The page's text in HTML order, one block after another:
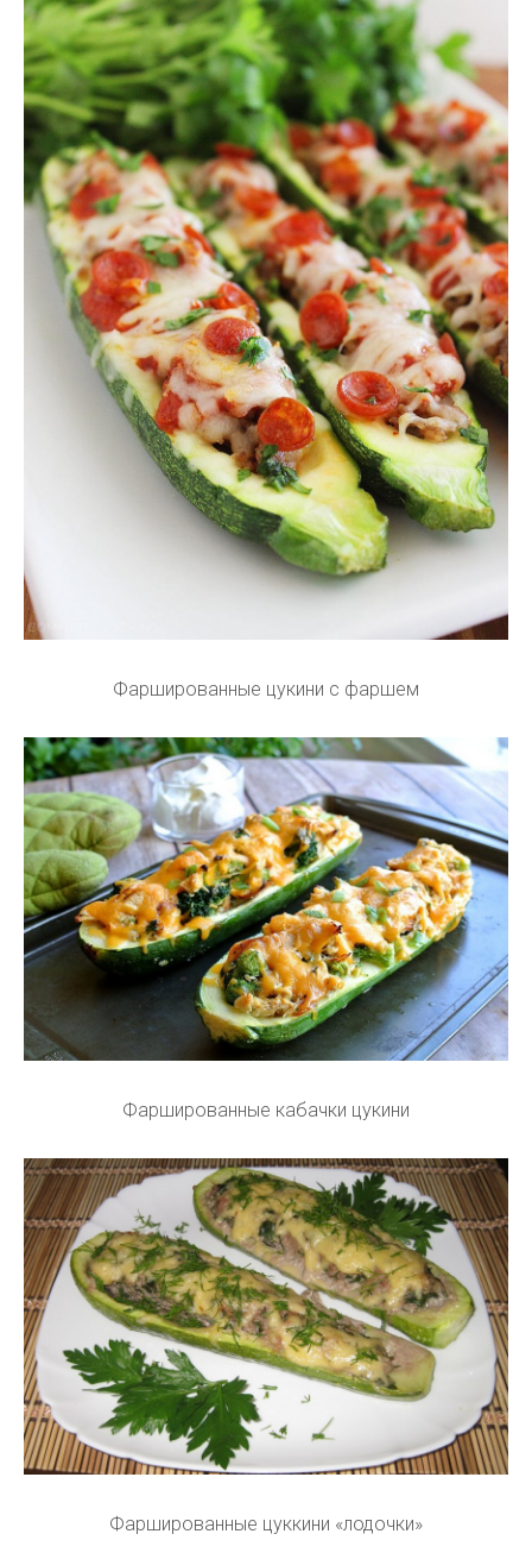
Фаршированные цукини с фаршем
Фаршированные кабачки цукини
Фаршированные цуккини «лодочки»